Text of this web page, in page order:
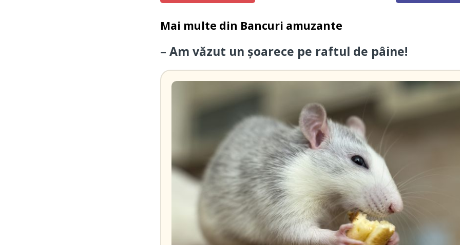
Mai multe din Bancuri amuzante
– Am văzut un șoarece pe raftul de pâine!